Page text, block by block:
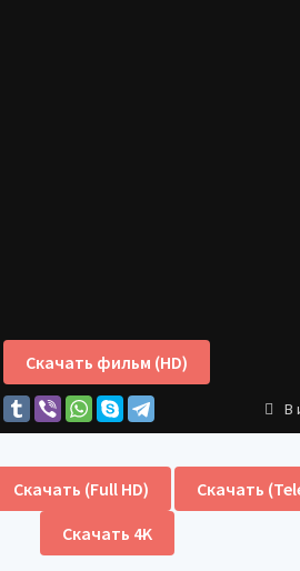
Скачать фильм (HD)
В
Скачать (Full HD)
Скачать
Скачать 4K